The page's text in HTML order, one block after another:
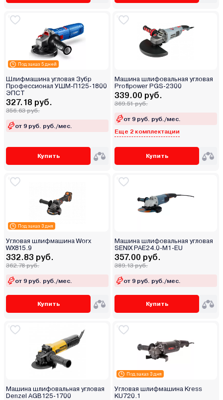
Под заказ 5 дней
Шлифмашина угловая Зубр
Профессионал УШМ-П125-1800
ЭПСТ
327.18 руб.
356.63 руб.
от 9 руб. руб./мес.
Купить
Машина шлифовальная угловая
Profipower PGS-2300
339.00 руб.
369.51 руб.
от 9 руб. руб./мес.
Еще 2 комплектации
Купить
Под заказ 3 дня
Угловая шлифмашина Worx
WX815.9
332.83 руб.
362.78 руб.
от 9 руб. руб./мес.
Купить
Машина шлифовальная угловая
SENIX PAE24.0-M1-EU
357.00 руб.
389.13 руб.
от 9 руб. руб./мес.
Купить
Машина шлифовальная угловая
Denzel AGB125-1700
Под заказ 3 дня
Угловая шлифмашина Kress
KU720.1